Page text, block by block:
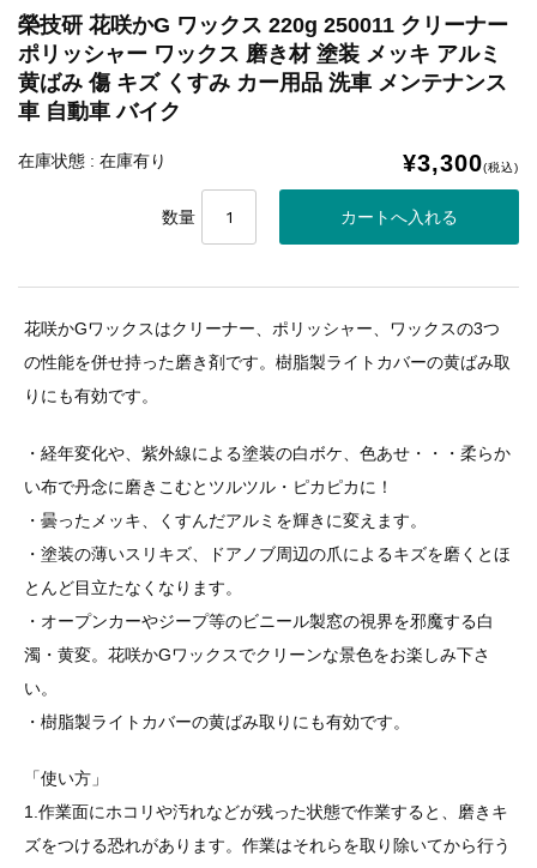
榮技研 花咲かG ワックス 220g 250011 クリーナー
ポリッシャー ワックス 磨き材 塗装 メッキ アルミ
黄ばみ 傷 キズ くすみ カー用品 洗車 メンテナンス
車 自動車 バイク
在庫状態 : 在庫有り ¥3,300(税込)
数量
花咲かGワックスはクリーナー、ポリッシャー、ワックスの3つ
の性能を併せ持った磨き剤です。樹脂製ライトカバーの黄ばみ取
りにも有効です。
・経年変化や、紫外線による塗装の白ボケ、色あせ・・・柔らか
い布で丹念に磨きこむとツルツル・ピカピカに！
・曇ったメッキ、くすんだアルミを輝きに変えます。
・塗装の薄いスリキズ、ドアノブ周辺の爪によるキズを磨くとほ
とんど目立たなくなります。
・オープンカーやジープ等のビニール製窓の視界を邪魔する白
濁・黄変。花咲かGワックスでクリーンな景色をお楽しみ下さ
い。
・樹脂製ライトカバーの黄ばみ取りにも有効です。
「使い方」
1.作業面にホコリや汚れなどが残った状態で作業すると、磨きキ
ズをつける恐れがあります。作業はそれらを取り除いてから行う